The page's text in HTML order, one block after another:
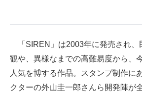
エネルギーの専門メディア
建設×テクノロジーの最前線
ちょっと気になるネットの話題
「SIREN」は2003年に発売され、
観や、異様なまでの高難易度から、
人気を博する作品。スタンプ制作に
クターの外山圭一郎さんら開発陣が